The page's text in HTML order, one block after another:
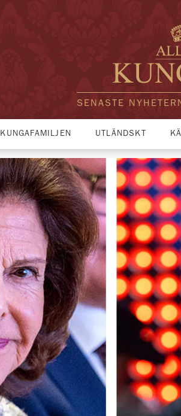
SENASTE
KUNGAFAMILJEN UTLÄNDSKT